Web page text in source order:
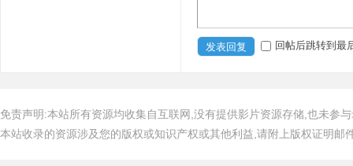
发表回复 回帖后跳转到最
免责声明:本站所有资源均收集自互联网,没有提供影片资源存储,也未参
本站收录的资源涉及您的版权或知识产权或其他利益,请附上版权证明